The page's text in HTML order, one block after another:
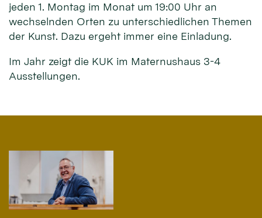
jeden 1. Montag im Monat um 19:00 Uhr an
wechselnden Orten zu unterschiedlichen Themen
der Kunst. Dazu ergeht immer eine Einladung.
Im Jahr zeigt die KUK im Maternushaus 3-4
Ausstellungen.